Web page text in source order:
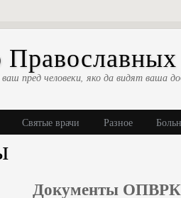
пред человеки, яко да видят
Святые врачи Разное
Документы